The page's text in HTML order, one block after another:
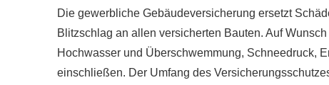
Die gewerbliche Ge­bäude­ver­si­che­rung ersetzt
Blitzschlag an allen versicherten Bauten. Auf
Hochwasser und Überschwemmung, Schneedruck,
einschließen. Der Umfang des